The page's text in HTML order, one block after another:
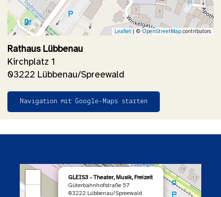
Leaflet| © OpenStreetMap contributors
Rathaus Lübbenau
Kirchplatz 1
03222 Lübbenau/Spreewald
Navigation mit Google-Maps starten
GLEIS3 - Theater, Musik, Freizeit
Güterbahnhofstraße 57
03222 Lübbenau/Spreewald